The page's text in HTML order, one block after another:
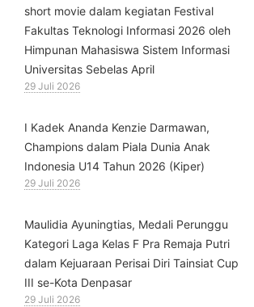
short movie dalam kegiatan Festival
Fakultas Teknologi Informasi 2026 oleh
Himpunan Mahasiswa Sistem Informasi
Universitas Sebelas April
29 Juli 2026
⁠I Kadek Ananda Kenzie Darmawan,
Champions dalam Piala Dunia Anak
Indonesia U14 Tahun 2026 (Kiper)
29 Juli 2026
⁠Maulidia Ayuningtias, Medali Perunggu
Kategori Laga Kelas F Pra Remaja Putri
dalam Kejuaraan Perisai Diri Tainsiat Cup
III se-Kota Denpasar
29 Juli 2026